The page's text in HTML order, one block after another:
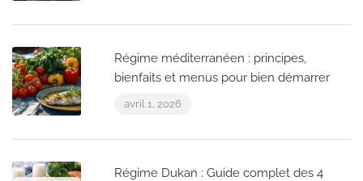
Régime méditerranéen : principes,
bienfaits et menus pour bien démarrer
avril 1, 2026
Régime Dukan : Guide complet des 4